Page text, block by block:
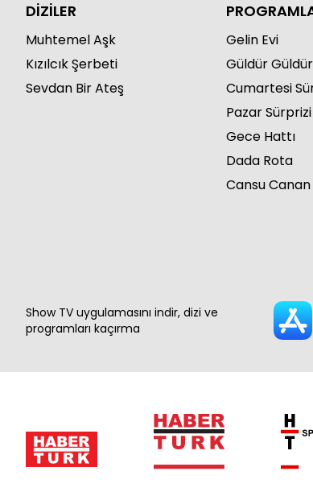
DİZİLER
Muhtemel Aşk
Kızılcık Şerbeti
Sevdan Bir Ateş
Gelin Evi
Güldür
Cumartesi
Pazar Sürprizi
Gece Hattı
Dada Rota
Cansu
Show TV uygulamasını indir, dizi ve
programları kaçırma